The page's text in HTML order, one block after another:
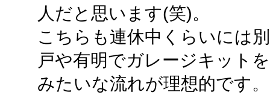
人だと思います(笑)。
こちらも連休中くらいには
戸や有明でガレージキット
みたいな流れが理想的です。